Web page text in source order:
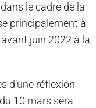
dans le cadre de la
principalement à
juin 2022 à la
d’une réflexion
10 mars sera